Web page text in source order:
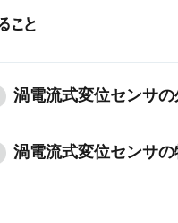
こと
渦電流式変位センサ
渦電流式変位センサの